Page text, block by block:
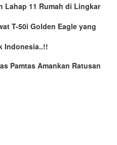
Lahap 11 Rumah di Lingkar
T-50i Golden Eagle yang
Indonesia..!!
Pamtas Amankan Ratusan